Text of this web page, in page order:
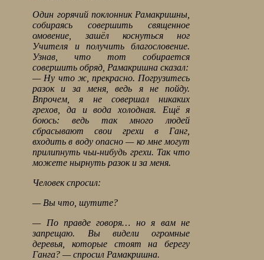
Один горячий поклонник Рамакришны,
собираясь совершить священное
омовение, зашёл коснуться ног
Учителя и получить благословение.
Узнав, что тот собирается
совершить обряд, Рамакришна сказал:
— Ну что ж, прекрасно. Погрузитесь
разок и за меня, ведь я не пойду.
Впрочем, я не совершал никаких
грехов, да и вода холодная. Ещё я
боюсь: ведь так много людей
сбрасывают свои грехи в Ганг,
входить в воду опасно — ко мне могут
прилипнуть чьи-нибудь грехи. Так что
можете нырнуть разок и за меня.
Человек спросил:
— Вы что, шутите?
— По правде говоря… но я вам не
запрещаю. Вы видели огромные
деревья, которые стоят на берегу
Ганга? — спросил Рамакришна.